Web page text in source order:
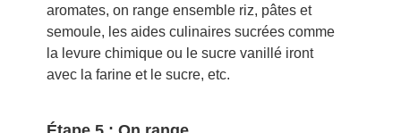
aromates, on range ensemble riz, pâtes et
semoule, les aides culinaires sucrées comme
la levure chimique ou le sucre vanillé iront
avec la farine et le sucre, etc.